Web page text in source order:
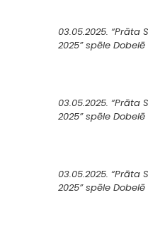
03.05.2025. “Prāta
2025” spēle Dobelē
03.05.2025. “Prāta
2025” spēle Dobelē
03.05.2025. “Prāta
2025” spēle Dobelē